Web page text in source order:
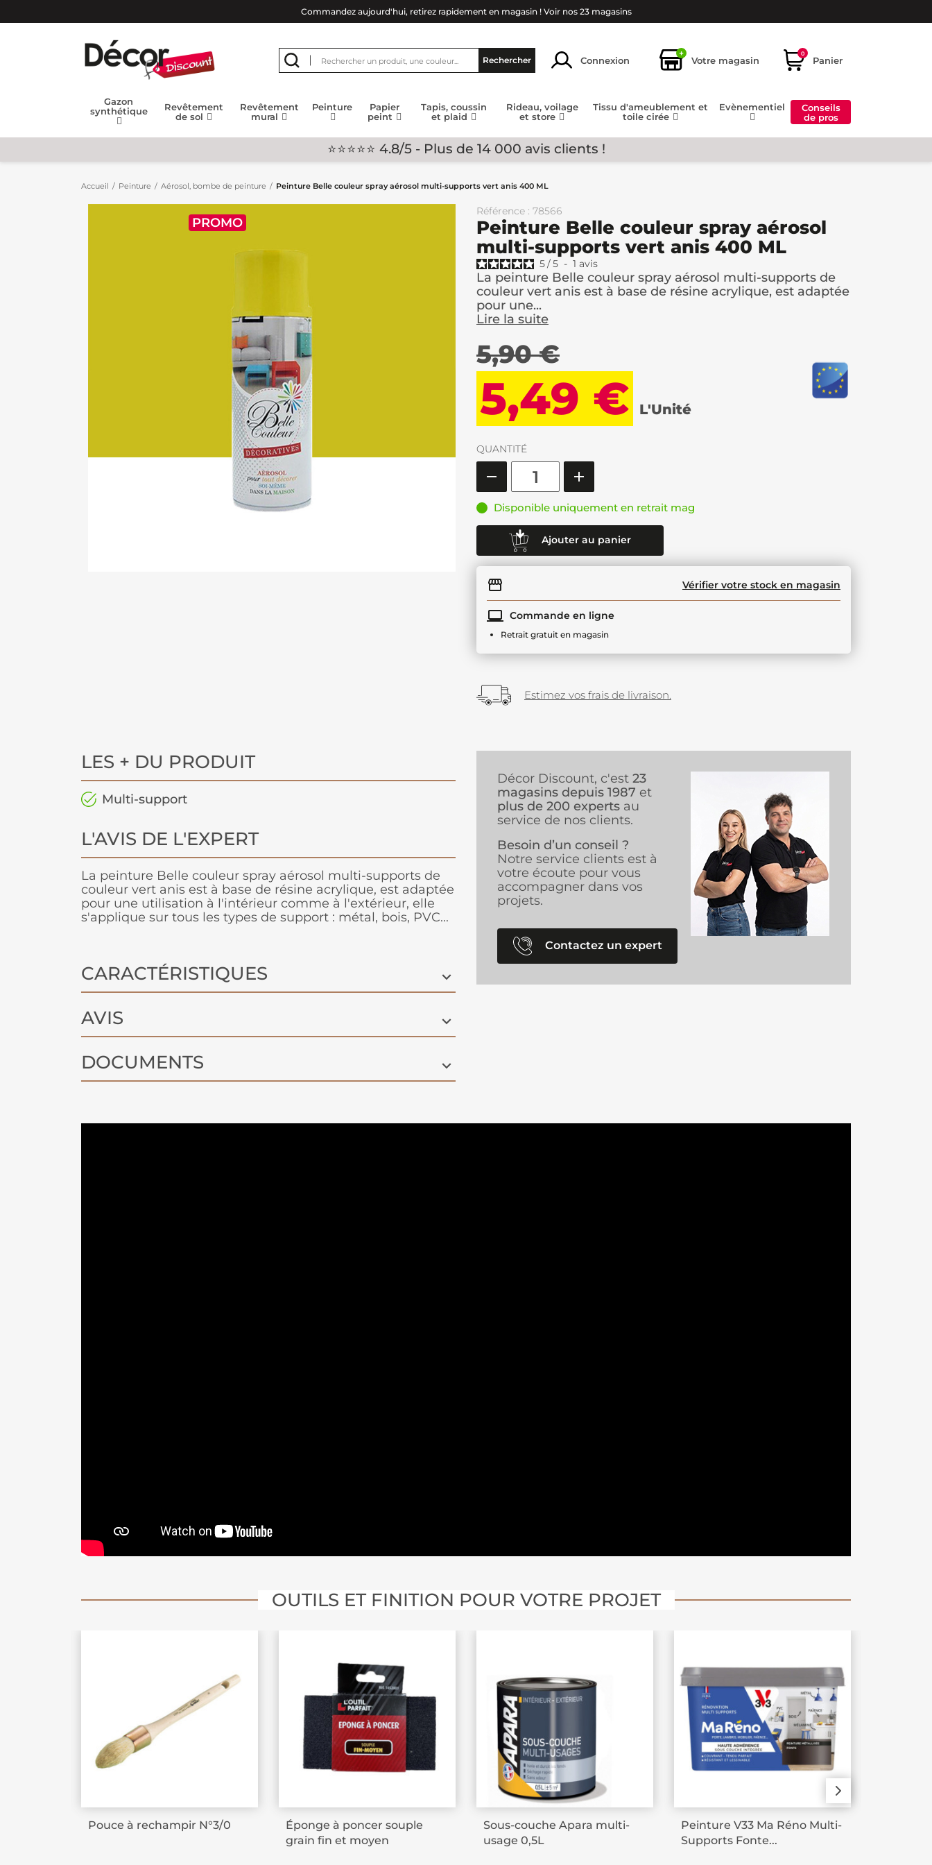
Commandez aujourd'hui, retirez rapidement en magasin ! Voir nos 23 magasins
Rechercher Connexion
+
Votre magasin
0
Panier
Gazon
synthétique
Revêtement
de sol
Revêtement
mural
Peinture
Papier
peint
Tapis, coussin
et plaid
Rideau, voilage
et store
Tissu d'ameublement et
toile cirée
Evènementiel
Conseils
de pros
⭐⭐⭐⭐⭐ 4.8/5 - Plus de 14 000 avis clients !
Accueil Peinture Aérosol, bombe de peinture Peinture Belle couleur spray aérosol multi-supports vert anis 400 ML
PROMO
Référence : 78566
Peinture Belle couleur spray aérosol
multi-supports vert anis 400 ML
5/5 - 1 avis
La peinture Belle couleur spray aérosol multi-supports de
couleur vert anis est à base de résine acrylique, est adaptée
pour une...
Lire la suite
5,90 €
5,49 € L'Unité
QUANTITÉ
Disponible uniquement en retrait mag
Ajouter au panier
Vérifier votre stock en magasin
Commande en ligne
Retrait gratuit en magasin
Estimez vos frais de livraison.
LES + DU PRODUIT
Multi-support
L'AVIS DE L'EXPERT
La peinture Belle couleur spray aérosol multi-supports de
couleur vert anis est à base de résine acrylique, est adaptée
pour une utilisation à l'intérieur comme à l'extérieur, elle
s'applique sur tous les types de support : métal, bois, PVC...
CARACTÉRISTIQUES
AVIS
DOCUMENTS
Décor Discount, c'est 23
magasins depuis 1987 et
plus de 200 experts au
service de nos clients.
Besoin d’un conseil ?
Notre service clients est à
votre écoute pour vous
accompagner dans vos
projets.
Contactez un expert
OUTILS ET FINITION POUR VOTRE PROJET
Pouce à rechampir N°3/0
Éponge à poncer souple
grain fin et moyen
Sous-couche Apara multi-
usage 0,5L
Peinture V33 Ma Réno Multi-
Supports Fonte...